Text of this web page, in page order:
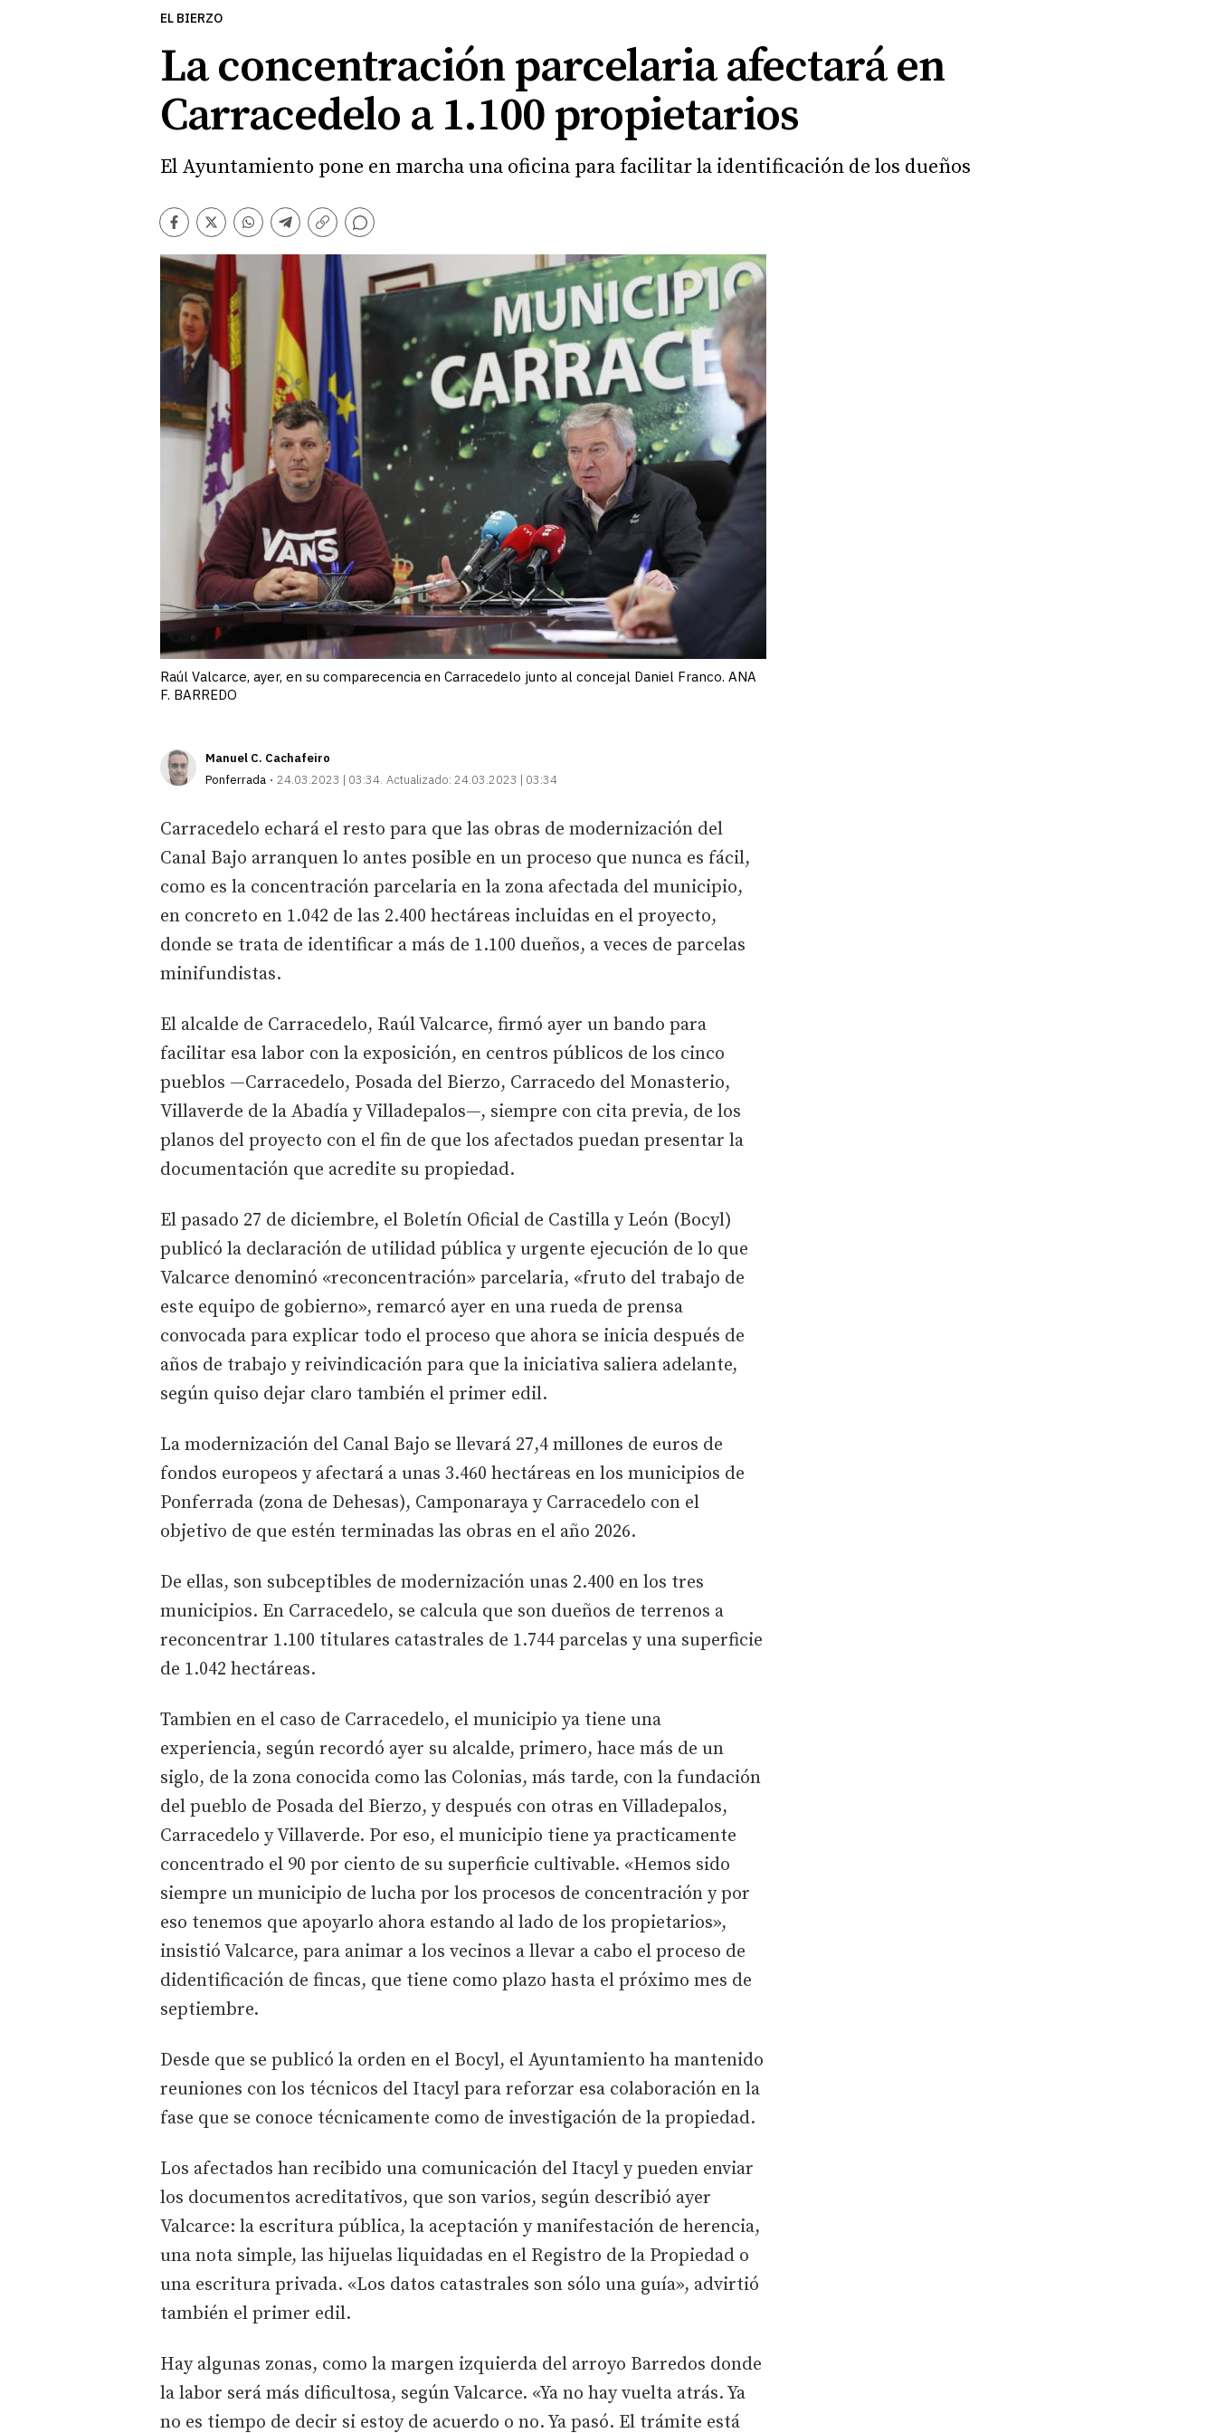
EL BIERZO
La concentración parcelaria afectará en
Carracedelo a 1.100 propietarios
El Ayuntamiento pone en marcha una oficina para facilitar la identificación de los dueños
Facebook
TwitterWhatsapp
Telegram
Copiar
enlace
Comentarios
Raúl Valcarce, ayer, en su comparecencia en Carracedelo junto al concejal Daniel Franco. ANA
F. BARREDO
Manuel C. Cachafeiro
Ponferrada
24.03.2023 | 03:34 Actualizado: 24.03.2023 | 03:34
Carracedelo echará el resto para que las obras de modernización del
Canal Bajo arranquen lo antes posible en un proceso que nunca es fácil,
como es la concentración parcelaria en la zona afectada del municipio,
en concreto en 1.042 de las 2.400 hectáreas incluidas en el proyecto,
donde se trata de identificar a más de 1.100 dueños, a veces de parcelas
minifundistas.
El alcalde de Carracedelo, Raúl Valcarce, firmó ayer un bando para
facilitar esa labor con la exposición, en centros públicos de los cinco
pueblos —Carracedelo, Posada del Bierzo, Carracedo del Monasterio,
Villaverde de la Abadía y Villadepalos—, siempre con cita previa, de los
planos del proyecto con el fin de que los afectados puedan presentar la
documentación que acredite su propiedad.
El pasado 27 de diciembre, el Boletín Oficial de Castilla y León (Bocyl)
publicó la declaración de utilidad pública y urgente ejecución de lo que
Valcarce denominó «reconcentración» parcelaria, «fruto del trabajo de
este equipo de gobierno», remarcó ayer en una rueda de prensa
convocada para explicar todo el proceso que ahora se inicia después de
años de trabajo y reivindicación para que la iniciativa saliera adelante,
según quiso dejar claro también el primer edil.
La modernización del Canal Bajo se llevará 27,4 millones de euros de
fondos europeos y afectará a unas 3.460 hectáreas en los municipios de
Ponferrada (zona de Dehesas), Camponaraya y Carracedelo con el
objetivo de que estén terminadas las obras en el año 2026.
De ellas, son subceptibles de modernización unas 2.400 en los tres
municipios. En Carracedelo, se calcula que son dueños de terrenos a
reconcentrar 1.100 titulares catastrales de 1.744 parcelas y una superficie
de 1.042 hectáreas.
Tambien en el caso de Carracedelo, el municipio ya tiene una
experiencia, según recordó ayer su alcalde, primero, hace más de un
siglo, de la zona conocida como las Colonias, más tarde, con la fundación
del pueblo de Posada del Bierzo, y después con otras en Villadepalos,
Carracedelo y Villaverde. Por eso, el municipio tiene ya practicamente
concentrado el 90 por ciento de su superficie cultivable. «Hemos sido
siempre un municipio de lucha por los procesos de concentración y por
eso tenemos que apoyarlo ahora estando al lado de los propietarios»,
insistió Valcarce, para animar a los vecinos a llevar a cabo el proceso de
didentificación de fincas, que tiene como plazo hasta el próximo mes de
septiembre.
Desde que se publicó la orden en el Bocyl, el Ayuntamiento ha mantenido
reuniones con los técnicos del Itacyl para reforzar esa colaboración en la
fase que se conoce técnicamente como de investigación de la propiedad.
Los afectados han recibido una comunicación del Itacyl y pueden enviar
los documentos acreditativos, que son varios, según describió ayer
Valcarce: la escritura pública, la aceptación y manifestación de herencia,
una nota simple, las hijuelas liquidadas en el Registro de la Propiedad o
una escritura privada. «Los datos catastrales son sólo una guía», advirtió
también el primer edil.
Hay algunas zonas, como la margen izquierda del arroyo Barredos donde
la labor será más dificultosa, según Valcarce. «Ya no hay vuelta atrás. Ya
no es tiempo de decir si estoy de acuerdo o no. Ya pasó. El trámite está